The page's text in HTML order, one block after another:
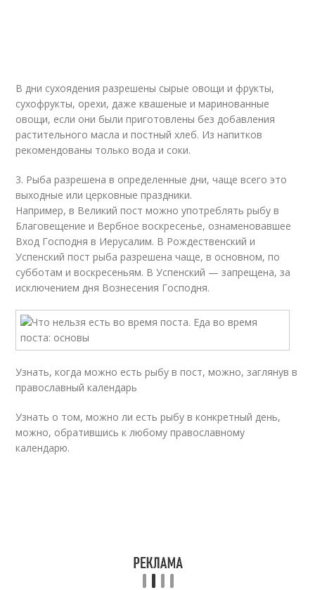
В дни сухоядения разрешены сырые овощи и фрукты,
сухофрукты, орехи, даже квашеные и маринованные
овощи, если они были приготовлены без добавления
растительного масла и постный хлеб. Из напитков
рекомендованы только вода и соки.
3. Рыба разрешена в определенные дни, чаще всего это
выходные или церковные праздники.
Например, в Великий пост можно употреблять рыбу в
Благовещение и Вербное воскресенье, ознаменовавшее
Вход Господня в Иерусалим. В Рождественский и
Успенский пост рыба разрешена чаще, в основном, по
субботам и воскресеньям. В Успенский — запрещена, за
исключением дня Вознесения Господня.
Узнать, когда можно есть рыбу в пост, можно, заглянув в
православный календарь
Узнать о том, можно ли есть рыбу в конкретный день,
можно, обратившись к любому православному
календарю.